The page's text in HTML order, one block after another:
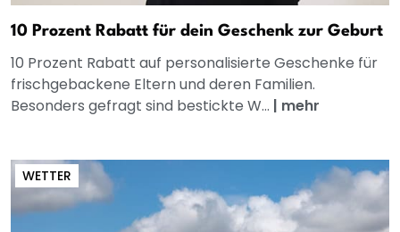
10 Prozent Rabatt für dein Geschenk zur Geburt
10 Prozent Rabatt auf personalisierte Geschenke für
frischgebackene Eltern und deren Familien.
Besonders gefragt sind bestickte W... | mehr
WETTER